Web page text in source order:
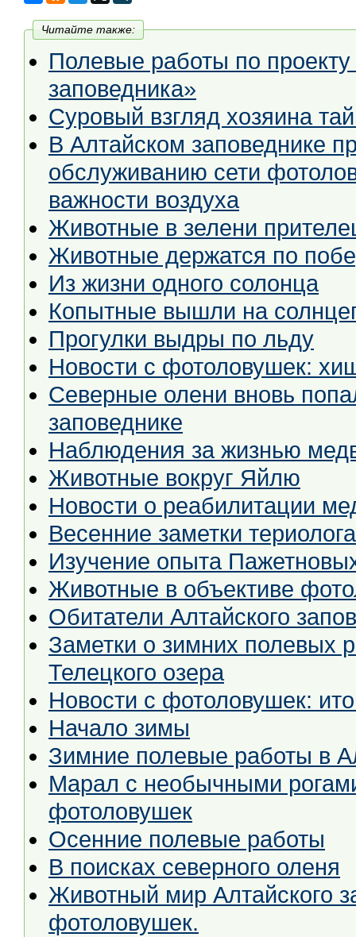
Читайте также:
Полевые работы по
заповедника»
Суровый взгляд хозяина
В Алтайском заповеднике
обслуживанию сети
важности воздуха
Животные в зелени
Животные держатся по
Из жизни одного солонца
Копытные вышли на
Прогулки выдры по льду
Новости с фотоловушек:
Северные олени вновь
заповеднике
Наблюдения за жизнью
Животные вокруг Яйлю
Новости о реабилитации
Весенние заметки териолога
Изучение опыта
Животные в объективе
Обитатели Алтайского
Заметки о зимних полевых
Телецкого озера
Новости с фотоловушек:
Начало зимы
Зимние полевые работы в
Марал с необычными
фотоловушек
Осенние полевые работы
В поисках северного оленя
Животный мир Алтайского
фотоловушек.